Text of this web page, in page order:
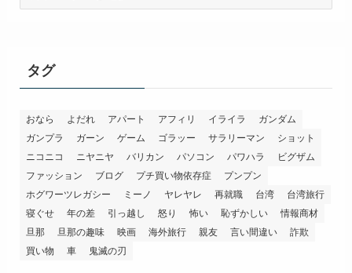
タグ
おなら よだれ アパート アフィリ イライラ
ガンダム
ガンプラ
ガーン ゲーム ゴラッー サラリーマン
ショット
ニコニコ
ニヤニヤ バリカン パソコン パワハラ
ビグザム
ファッション
ブログ プチ買い物依存症
プンプン
ホグワーツレガシー
ミーノ ヤレヤレ 再就職 台湾
台湾旅行
寝ぐせ
年の差 引っ越し 怒り 怖い 恥ずかしい
情報商材
旦那
旦那の趣味 映画 海外旅行 親友 言い間違い
詐欺
買い物
車 鬼滅の刃